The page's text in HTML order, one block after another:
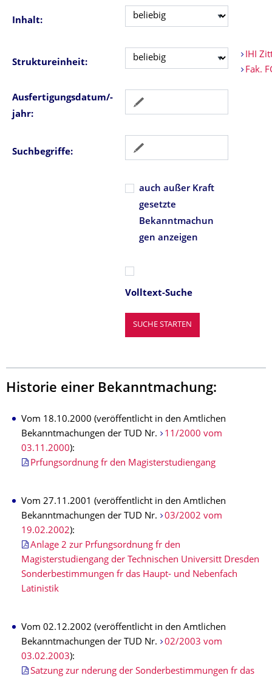
Inhalt:
Struktureinheit:
IHI
Fak.
Ausfertigungsdatum/-
jahr:
Suchbegriffe:
auch außer Kraft
gesetzte
Bekanntmachun
gen anzeigen
Volltext-Suche
Historie einer Bekanntmachung:
Vom 18.10.2000 (veröffentlicht in den Amtlichen
Bekanntmachungen der TUD Nr.
11/2000 vom
03.11.2000):
Prfungsordnung fr den Magisterstudiengang
Vom 27.11.2001 (veröffentlicht in den Amtlichen
Bekanntmachungen der TUD Nr.
03/2002 vom
19.02.2002):
Anlage 2 zur Prfungsordnung fr den
Magisterstudiengang der Technischen Universitt Dresden
Sonderbestimmungen fr das Haupt- und Nebenfach
Latinistik
Vom 02.12.2002 (veröffentlicht in den Amtlichen
Bekanntmachungen der TUD Nr.
02/2003 vom
03.02.2003):
Satzung zur nderung der Sonderbestimmungen fr das